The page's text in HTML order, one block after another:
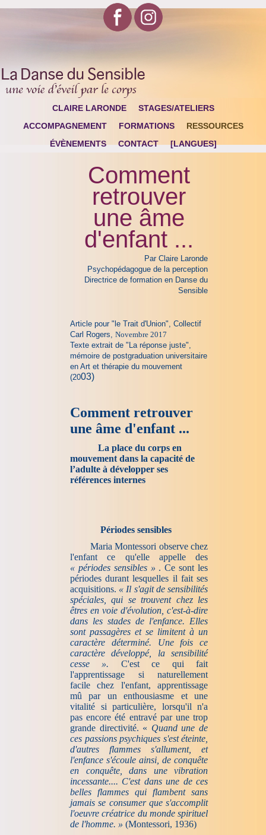
CLAIRE LARONDE
STAGES/ATELIERS
ACCOMPAGNEMENT
FORMATIONS
RESSOURCES
ÉVÈNEMENTS
CONTACT [LANGUES]
Comment
retrouver
une âme
d'enfant ...
Par Claire Laronde
Psychopédagogue de la perception
Directrice de formation en Danse du
Sensible
Article pour "le Trait d'Union", Collectif
Carl Rogers, Novembre 2017
Texte extrait de "La réponse juste",
mémoire de postgraduation universitaire
en Art et thérapie du mouvement
(2003)
Comment retrouver
une âme d'enfant ...
La place du corps en
mouvement dans la capacité de
l’adulte à développer ses
références internes
Périodes sensibles
Maria Montessori observe chez
l'enfant ce qu'elle appelle des
« périodes sensibles » . Ce sont les
périodes durant lesquelles il fait ses
acquisitions. « Il s'agit de sensibilités
spéciales, qui se trouvent chez les
êtres en voie d'évolution, c'est-à-dire
dans les stades de l'enfance. Elles
sont passagères et se limitent à un
caractère déterminé. Une fois ce
caractère développé, la sensibilité
cesse ». C'est ce qui fait
l'apprentissage si naturellement
facile chez l'enfant, apprentissage
mû par un enthousiasme et une
vitalité si particulière, lorsqu'il n'a
pas encore été entravé par une trop
grande directivité. « Quand une de
ces passions psychiques s'est éteinte,
d'autres flammes s'allument, et
l'enfance s'écoule ainsi, de conquête
en conquête, dans une vibration
incessante.... C'est dans une de ces
belles flammes qui flambent sans
jamais se consumer que s'accomplit
l'oeuvre créatrice du monde spirituel
de l'homme. » (Montessori, 1936)